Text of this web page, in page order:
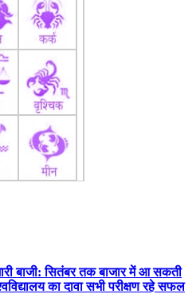
बाजी: सितंबर तक बाजार में आ सकती
का दावा सभी परीक्षण रहे सफल